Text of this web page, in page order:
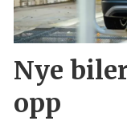
Nye
opp